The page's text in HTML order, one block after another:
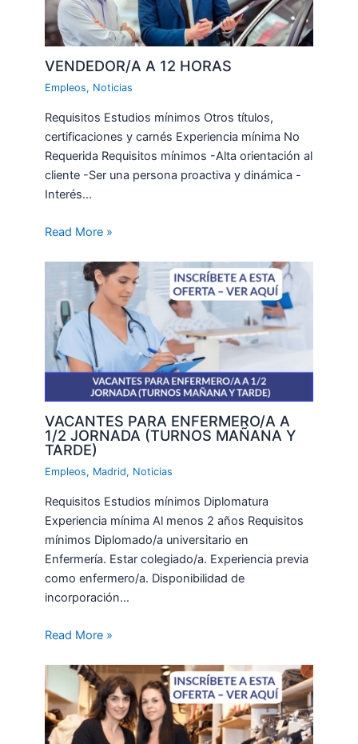
VENDEDOR/A A 12 HORAS
Empleos, Noticias
Requisitos Estudios mínimos Otros títulos,
certificaciones y carnés Experiencia mínima No
Requerida Requisitos mínimos -Alta orientación al
cliente -Ser una persona proactiva y dinámica -
Interés…
Read More »
VACANTES PARA ENFERMERO/A A
1/2 JORNADA (TURNOS MAÑANA Y
TARDE)
Empleos, Madrid, Noticias
Requisitos Estudios mínimos Diplomatura
Experiencia mínima Al menos 2 años Requisitos
mínimos Diplomado/a universitario en
Enfermería. Estar colegiado/a. Experiencia previa
como enfermero/a. Disponibilidad de
incorporación…
Read More »